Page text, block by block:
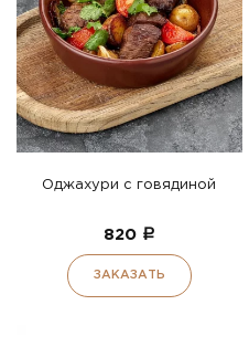
Оджахури с говядиной
820 a
ЗАКАЗАТЬ